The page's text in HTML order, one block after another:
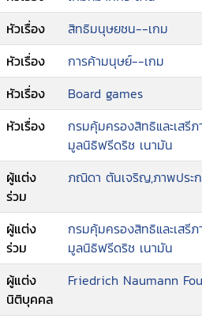
หัวเรื่อง
สิทธิมนุษยชน--เกม
หัวเรื่อง
การค้ามนุษย์--เกม
หัวเรื่อง
Board games
หัวเรื่อง
กรมคุ้มครองสิทธิและเสรี
มูลนิธิฟรีดริช เนามัน
ผู้แต่ง
ร่วม
ภณิดา ตันเจริญ,ภาพประ
ผู้แต่ง
ร่วม
กรมคุ้มครองสิทธิและเสรี
มูลนิธิฟรีดริช เนามัน
ผู้แต่ง
นิติบุคคล
Friedrich Naumann